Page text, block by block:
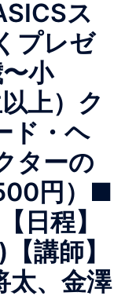
ス
プレゼ
小
上）ク
ド・ヘ
ターの
円）■
日程】
講師】
太、金澤